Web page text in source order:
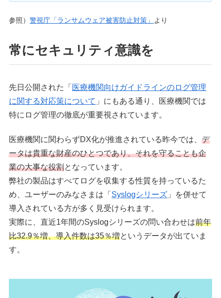
参照）警視庁「ランサムウェア被害防止対策」 より
常にセキュリティ意識を
先日公開された「 医療機関向けガイドラインのログ管理
に関する対応策について 」にもある通り、医療機関では
特にログ管理の徹底が重要視されています。
医療機関に関わらずDX化が推進されている昨今では、デ
ータは貴重な財産のひとつであり、それを守ることも企
業の大事な役割となっています。
弊社の製品はすべてログを収集する性質を持っているた
め、ユーザーのみなさまは「 Syslogシリーズ 」を併せて
導入されている方が多く見受けられます。
実際に、直近1年間のSyslogシリーズの問い合わせは前年
比32.9％増、導入件数は35％増というデータが出ていま
す。